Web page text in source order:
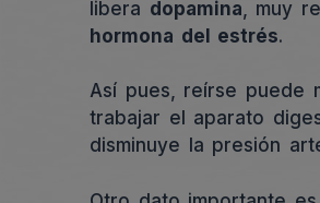
libera dopamina, muy
hormona del estrés.
Así pues, reírse puede
trabajar el aparato
disminuye la presión